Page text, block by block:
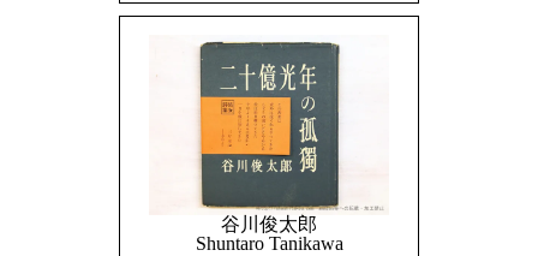
谷川俊太郎
Shuntaro Tanikawa